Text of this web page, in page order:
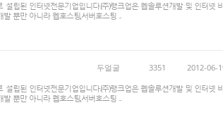
설립된 인터넷전문기업입니다.(주)랭크업은 웹솔루션개발 및 인터넷
뿐만 아니라 웹호스팅,서버호스팅 ...
두얼굴 3351 2012-06-
설립된 인터넷전문기업입니다.(주)랭크업은 웹솔루션개발 및 인터넷
뿐만 아니라 웹호스팅,서버호스팅 ...